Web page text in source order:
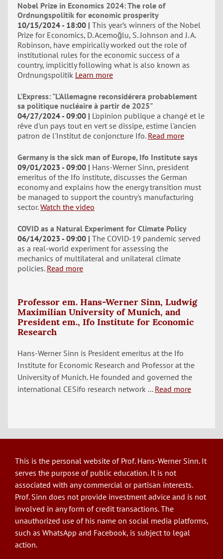
Nobel Prize in Economics 2024: The role of
Ordnungspolitik for economic prosperity
10/15/2024 - 18:00 This year’s winners of the Nobel
Prize for Economics, D. Acemoğlu, S. Johnson and J. A.
Robinson, have empirically worked out the role of
institutional rules for the economic success of a
country, implicitly following what is also known as
Ordnungspolitik Learn more
L'Express: "L'Allemagne reconsidérera probablement
sa politique nucléaire à partir de 2025"
04/27/2024 - 09:00
L'opinion publique a changé et le
rêve d'un pays tout en vert se dissipe, estime l'ancien
patron de l'Institut de conjoncture Ifo. Read more
Germany is the sick man of Europe, Ifo Institute says
09/01/2023 - 09:00
Hans-Werner Sinn, president
emeritus of the Ifo institute, discusses the German
economy and explains how the energy transition must
be managed to support the country's manufacturing
sector. Watch the video
COVID as a Natural Experiment for Climate Policy
06/14/2023 - 09:00 The COVID-19 pandemic served
as a real-world experiment for assessing the
mechanics of multilateral and unilateral climate
policies. Read more
Professor em. Hans-Werner Sinn, Ludwig
Maximilian University of Munich, and
President em., Ifo Institute for Economic
Research
Hans-Werner Sinn is President emeritus at the Ifo
Institute for Economic Research and Professor at the
University of Munich. He founded and governed the
international CESifo research network ... Read more
This is the personal website of Prof. Hans-Werner Sinn. It
serves the purpose of public education. It is not
associated with any commercial or partisan interests.
Prof. Sinn does not provide investment advice and is not
involved in any form of credit transactions. The
unauthorized use of his name on social media platforms,
such as WhatsApp and Facebook, is subject to legal
action.